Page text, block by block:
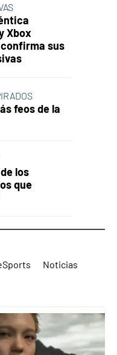
Xbox
sus
feos de la
los
que
Noticias